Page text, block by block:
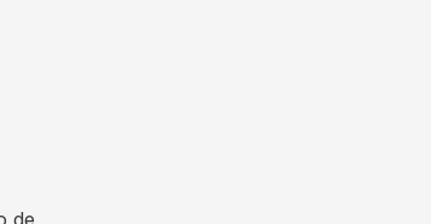
de